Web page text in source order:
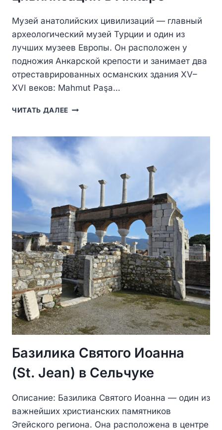
Музей анатолийских цивилизаций — главный
археологический музей Турции и один из
лучших музеев Европы. Он расположен у
подножия Анкарской крепости и занимает два
отреставрированных османских здания XV–
XVI веков: Mahmut Paşa…
ЧИТАТЬ ДАЛЕЕ МУЗЕЙ
В
АНКАРЕ
Базилика Святого Иоанна
(St. Jean) в Сельчуке
Описание: Базилика Святого Иоанна — один из
важнейших христианских памятников
Эгейского региона. Она расположена в центре